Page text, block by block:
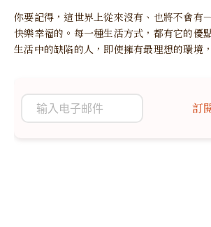
你要記得，這世界上從來沒有、也將不會有
快樂幸福的。每一種生活方式，都有它的優
生活中的缺陷的人，即使擁有最理想的環境
訂